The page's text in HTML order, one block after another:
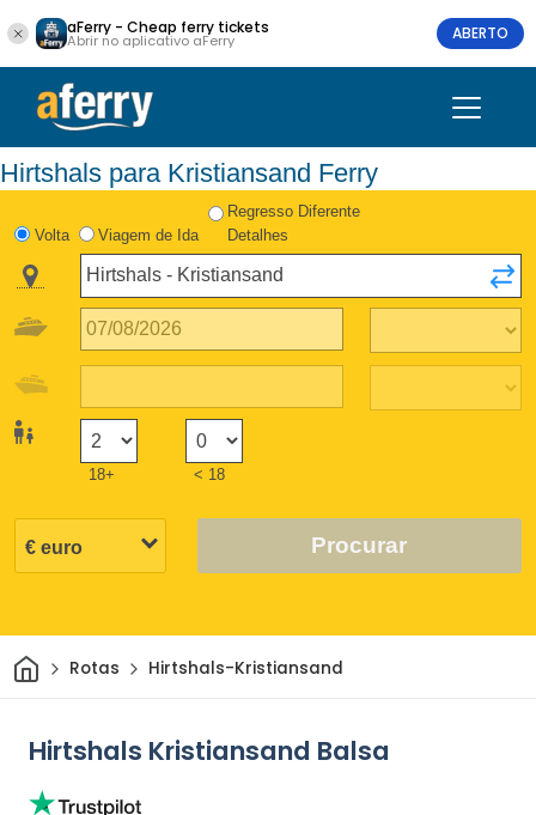
aFerry - Cheap ferry tickets
Abrir no aplicativo aFerry ABERTO
Hirtshals para Kristiansand Ferry
Volta Viagem de Ida
Regresso Diferente
Detalhes
18+ < 18
Procurar
CasaRotas Hirtshals-Kristiansand
Hirtshals Kristiansand Balsa